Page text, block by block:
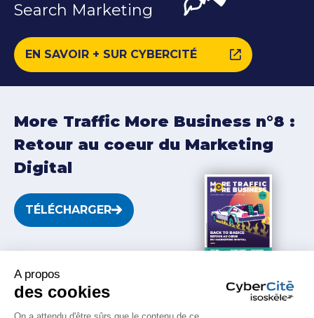
A propos
des cookies
Search Marketing
EN SAVOIR + SUR CYBERCITÉ
More Traffic More Business n°8 :
Retour au coeur du Marketing
Digital
TÉLÉCHARGER